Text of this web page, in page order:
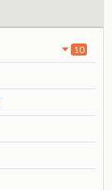
10